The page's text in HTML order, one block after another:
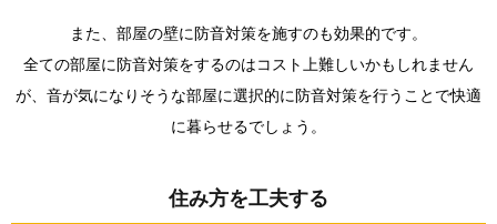
また、部屋の壁に防音対策を施すのも効果的です。
全ての部屋に防音対策をするのはコスト上難しいかもしれません
が、音が気になりそうな部屋に選択的に防音対策を行うことで快適
に暮らせるでしょう。
住み方を工夫する